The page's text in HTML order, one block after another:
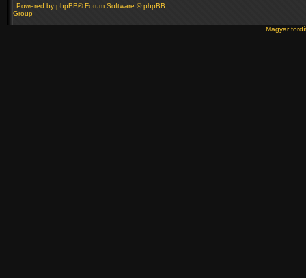
Powered by phpBB® Forum Software © phpBB
Group
Magyar